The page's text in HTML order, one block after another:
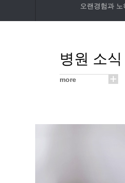
오랜경험과 노
병원 소식
more